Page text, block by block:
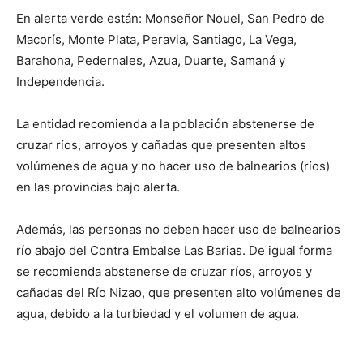
En alerta verde están: Monseñor Nouel, San Pedro de
Macorís, Monte Plata, Peravia, Santiago, La Vega,
Barahona, Pedernales, Azua, Duarte, Samaná y
Independencia.
La entidad recomienda a la población abstenerse de
cruzar ríos, arroyos y cañadas que presenten altos
volúmenes de agua y no hacer uso de balnearios (ríos)
en las provincias bajo alerta.
Además, las personas no deben hacer uso de balnearios
río abajo del Contra Embalse Las Barias. De igual forma
se recomienda abstenerse de cruzar ríos, arroyos y
cañadas del Río Nizao, que presenten alto volúmenes de
agua, debido a la turbiedad y el volumen de agua.